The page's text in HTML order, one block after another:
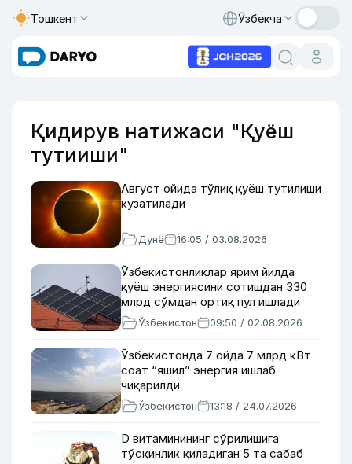
Тошкент Ўзбекча
Қидирув натижаси "Қуёш
тутииши"
Август ойида тўлиқ қуёш тутилиши
кузатилади
Дунё 16:05 / 03.08.2026
Ўзбекистонликлар ярим йилда
қуёш энергиясини сотишдан 330
млрд сўмдан ортиқ пул ишлади
Ўзбекистон 09:50 / 02.08.2026
Ўзбекистонда 7 ойда 7 млрд кВт
соат “яшил” энергия ишлаб
чиқарилди
Ўзбекистон 13:18 / 24.07.2026
D витаминининг сўрилишига
тўсқинлик қиладиган 5 та сабаб